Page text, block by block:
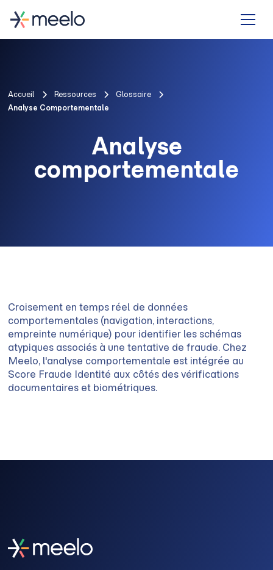
Accueil Ressources
Glossaire
Analyse Comportementale
Analyse
comportementale
Croisement en temps réel de données
comportementales (navigation, interactions,
empreinte numérique) pour identifier les schémas
atypiques associés à une tentative de fraude. Chez
Meelo, l'analyse comportementale est intégrée au
Score Fraude Identité aux côtés des vérifications
documentaires et biométriques.